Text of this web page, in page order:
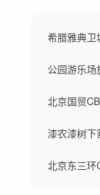
希腊雅典卫
公园游乐
北京国贸